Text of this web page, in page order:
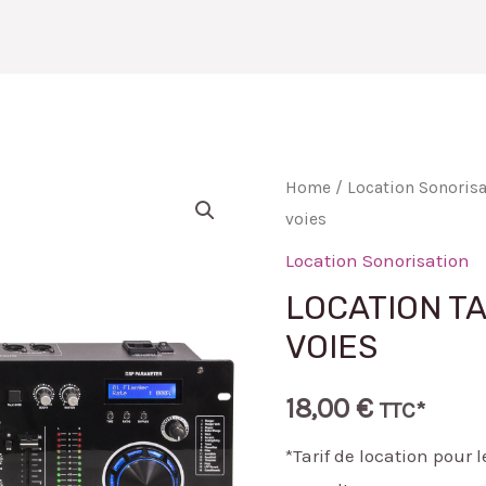
Home / Location
voies
Location Sonorisation
LOCATION
VOIES
18,00 € TTC*
*Tarif de location pour